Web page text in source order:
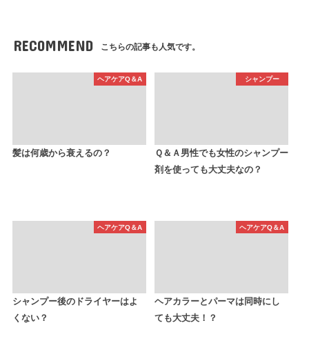
RECOMMEND こちらの記事も人気です。
ヘアケアQ＆A
髪は何歳から衰えるの？
シャンプー
Ｑ＆Ａ男性でも女性のシャンプー
剤を使っても大丈夫なの？
ヘアケアQ＆A
シャンプー後のドライヤーはよ
くない？
ヘアケアQ＆A
ヘアカラーとパーマは同時にし
ても大丈夫！？